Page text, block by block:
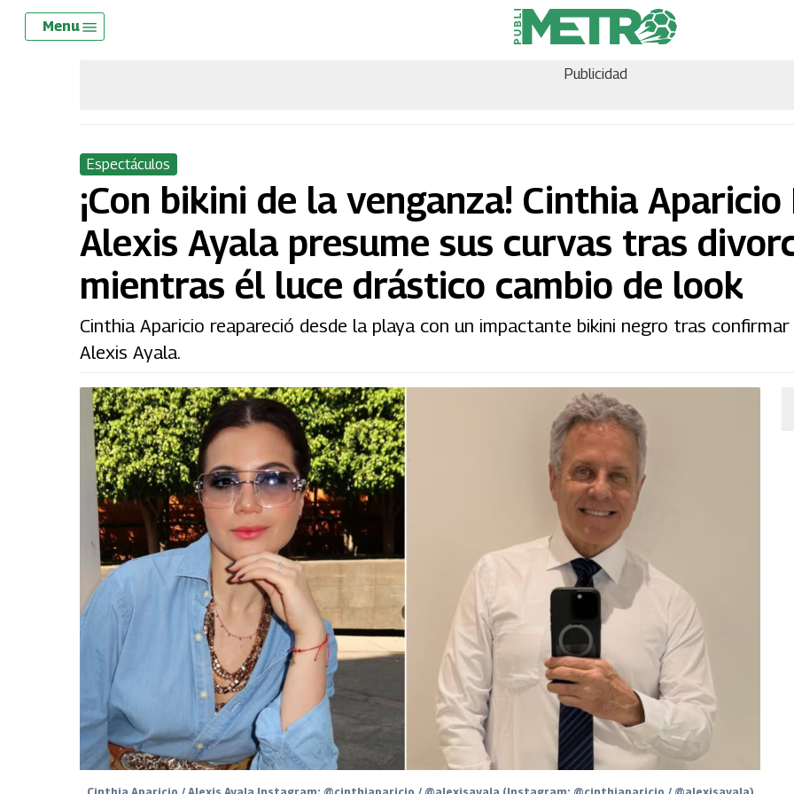
Skip
Menu
Publicidad
Espectáculos
¡Con bikini de la venganza! Cinthia Aparicio
Alexis Ayala presume sus curvas tras
mientras él luce drástico cambio de look
Cinthia Aparicio reapareció desde la playa con un impactante bikini negro tras
Alexis Ayala.
Menu